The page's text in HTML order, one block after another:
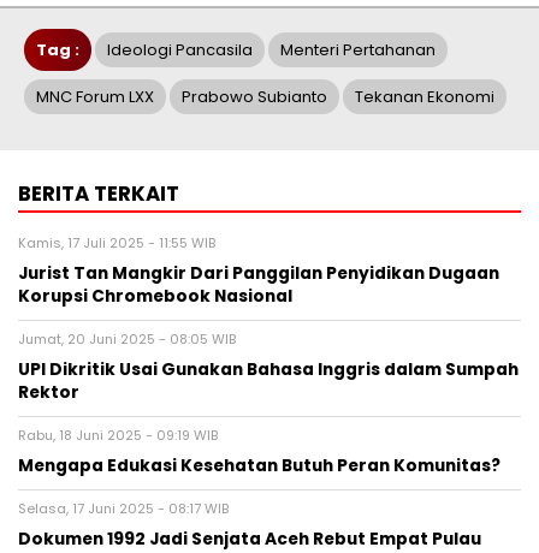
Tag : Ideologi Pancasila Menteri Pertahanan
MNC Forum LXX Prabowo Subianto Tekanan Ekonomi
BERITA TERKAIT
Kamis, 17 Juli 2025 - 11:55 WIB
Jurist Tan Mangkir Dari Panggilan Penyidikan Dugaan
Korupsi Chromebook Nasional
Jumat, 20 Juni 2025 - 08:05 WIB
UPI Dikritik Usai Gunakan Bahasa Inggris dalam Sumpah
Rektor
Rabu, 18 Juni 2025 - 09:19 WIB
Mengapa Edukasi Kesehatan Butuh Peran Komunitas?
Selasa, 17 Juni 2025 - 08:17 WIB
Dokumen 1992 Jadi Senjata Aceh Rebut Empat Pulau